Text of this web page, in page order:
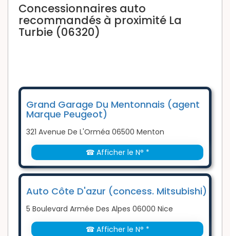
Concessionnaires auto
recommandés à proximité La
Turbie (06320)
Grand Garage Du Mentonnais (agent
Marque Peugeot)
321 Avenue De L'Orméa 06500 Menton
☎ Afficher le N° *
Auto Côte D'azur (concess. Mitsubishi)
5 Boulevard Armée Des Alpes 06000 Nice
☎ Afficher le N° *